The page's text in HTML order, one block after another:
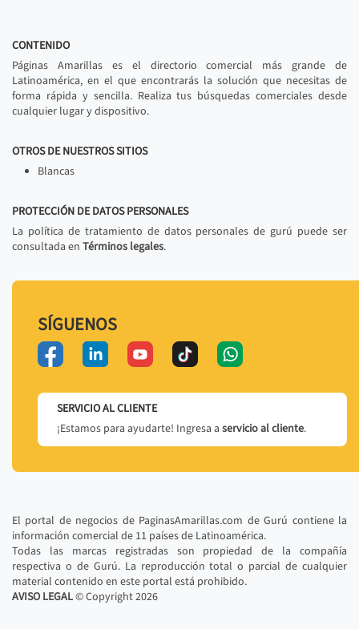
CONTENIDO
Páginas Amarillas es el directorio comercial más grande de
Latinoamérica, en el que encontrarás la solución que necesitas de
forma rápida y sencilla. Realiza tus búsquedas comerciales desde
cualquier lugar y dispositivo.
OTROS DE NUESTROS SITIOS
Blancas
PROTECCIÓN DE DATOS PERSONALES
La política de tratamiento de datos personales de gurú puede ser
consultada en Términos legales.
SÍGUENOS
SERVICIO AL CLIENTE
¡Estamos para ayudarte! Ingresa a servicio al cliente.
El portal de negocios de PaginasAmarillas.com de Gurú contiene la
información comercial de 11 países de Latinoamérica.
Todas las marcas registradas son propiedad de la compañía
respectiva o de Gurú. La reproducción total o parcial de cualquier
material contenido en este portal está prohibido.
AVISO LEGAL© Copyright2026